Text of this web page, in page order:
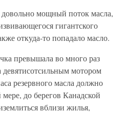
довольно мощный поток масла,
гигантского
откуда-то попадало масло.
превышала во много раз
мотором
резервного масла должно
до берегов Канадской
вблизи жилья,